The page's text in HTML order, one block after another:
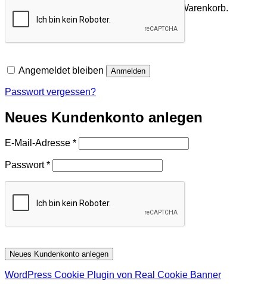
Es befinden sich keine Produkte im Warenkorb.
Zurück zum Shop
Angemeldet bleiben Anmelden
Passwort vergessen?
Neues Kundenkonto anlegen
E-Mail-Adresse *Erforderlich
Passwort*Erforderlich
Neues Kundenkonto anlegen
WordPress Cookie Plugin von Real Cookie Banner